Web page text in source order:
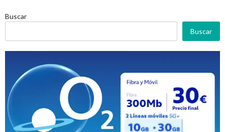
Buscar
Buscar